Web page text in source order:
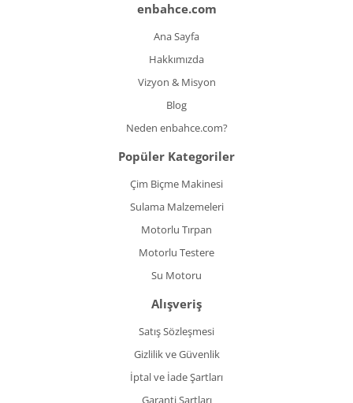
enbahce.com
Ana Sayfa
Hakkımızda
Vizyon & Misyon
Blog
Neden enbahce.com?
Popüler Kategoriler
Çim Biçme Makinesi
Sulama Malzemeleri
Motorlu Tırpan
Motorlu Testere
Su Motoru
Alışveriş
Satış Sözleşmesi
Gizlilik ve Güvenlik
İptal ve İade Şartları
Garanti Şartları